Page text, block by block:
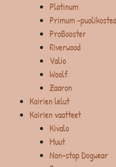
Platinum
Primum -puolikostea
ProBooster
Riverwood
Valio
Woolf
Zaaron
Koirien lelut
Koirien vaatteet
Kivalo
Muut
Non-stop Dogwear